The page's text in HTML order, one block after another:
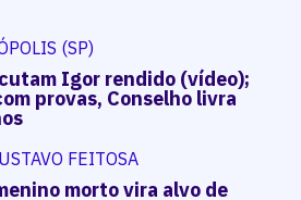
(SP)
Igor rendido (vídeo);
provas, Conselho livra
FEITOSA
morto vira alvo de